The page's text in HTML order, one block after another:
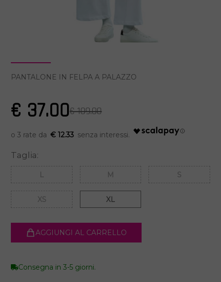
PANTALONE IN FELPA A PALAZZO
€ 37.00€ 109.00
€ 12.33
Taglia:
M S
XS XL
AGGIUNGI AL CARRELLO
Consegna in 3-5 giorni.